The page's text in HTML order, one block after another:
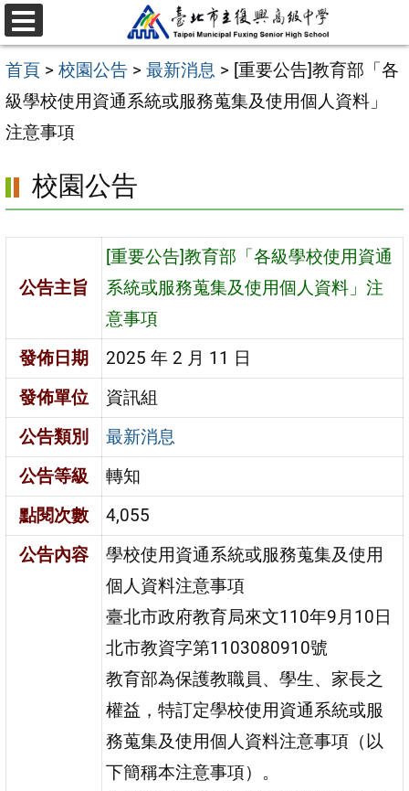
跳
至
主
要
內
區
選
單
首頁 > 校園公告 > 最新消息 > [重要公告]教育部「各
級學校使用資通系統或服務蒐集及使用個人資料」
注意事項
校園公告
公告主旨
[重要公告]教育部「各級學校使用資通
系統或服務蒐集及使用個人資料」注
意事項
發佈日期
2025 年 2 月 11 日
發佈單位
資訊組
公告類別
最新消息
公告等級
轉知
點閱次數
4,055
公告內容
學校使用資通系統或服務蒐集及使用
個人資料注意事項
臺北市政府教育局來文110年9月10日
北市教資字第1103080910號
教育部為保護教職員、學生、家長之
權益，特訂定學校使用資通系統或服
務蒐集及使用個人資料注意事項（以
下簡稱本注意事項）。